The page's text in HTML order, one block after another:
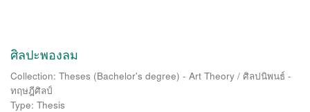
ศิลปะพองลม
Collection: Theses (Bachelor's degree) - Art Theory / ศิลปนิพนธ์ -
ทฤษฎีศิลป์
Type: Thesis